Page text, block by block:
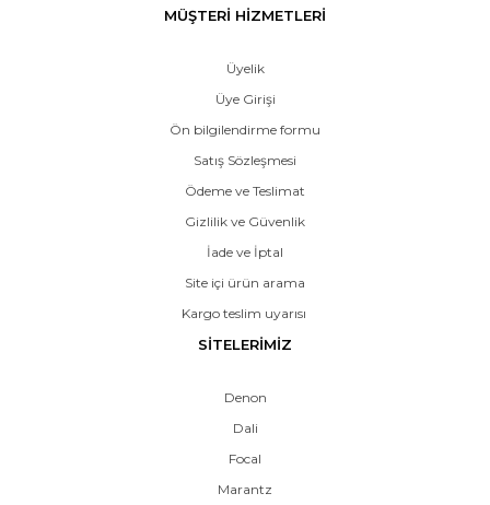
MÜŞTERİ HİZMETLERİ
Üyelik
Üye Girişi
Ön bilgilendirme formu
Satış Sözleşmesi
Ödeme ve Teslimat
Gizlilik ve Güvenlik
İade ve İptal
Site içi ürün arama
Kargo teslim uyarısı
SİTELERİMİZ
Denon
Dali
Focal
Marantz